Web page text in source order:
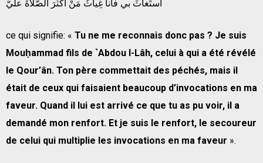
استَغاثَ بي فأنا غِياثُ مَنْ أَكْثَرَ الصَّلاةَ عليَّ
ce qui signifie: « Tu ne me reconnais donc pas ? Je suis
Mouḥammad fils de `Abdou l-Lâh, celui à qui a été révélé
le Qour’ân. Ton père commettait des péchés, mais il
était de ceux qui faisaient beaucoup d’invocations en ma
faveur. Quand il lui est arrivé ce que tu as pu voir, il a
demandé mon renfort. Et je suis le renfort, le secoureur
de celui qui multiplie les invocations en ma faveur ».